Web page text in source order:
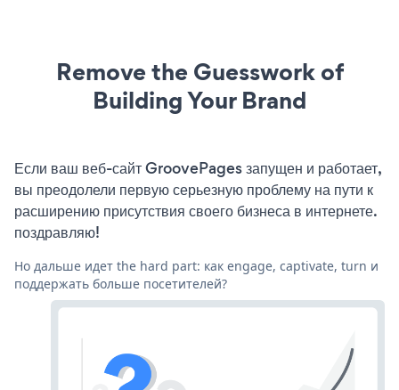
Remove the Guesswork of
Building Your Brand
Если ваш веб-сайт GroovePages запущен и работает,
вы преодолели первую серьезную проблему на пути к
расширению присутствия своего бизнеса в интернете.
поздравляю!
Но дальше идет the hard part: как engage, captivate, turn и
поддержать больше посетителей?